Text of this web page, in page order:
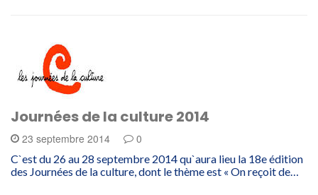
Journées de la culture 2014
23 septembre 2014 0
C`est du 26 au 28 septembre 2014 qu`aura lieu la 18e édition
des Journées de la culture, dont le thème est « On reçoit de…